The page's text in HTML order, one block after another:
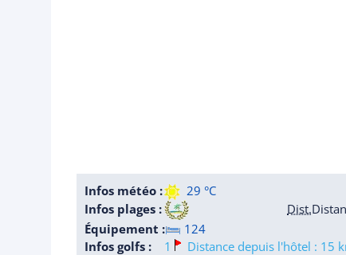
Infos météo : 29 °C
Infos plages :
Dist.
Équipement :
124
Infos golfs :
1 Distance depuis l'hôtel : 15